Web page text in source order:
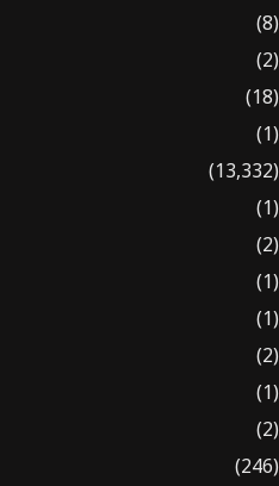
(8)
(2)
(18)
(1)
(13,332)
(1)
(2)
(1)
(1)
(2)
(1)
(2)
(246)